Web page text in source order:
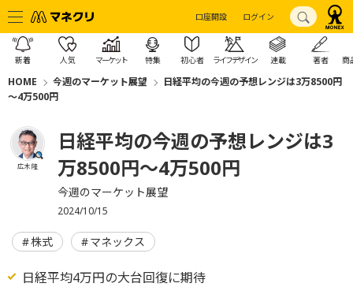
口座開設 ログイン
新着 人気 マーケット 特集 初心者 ライフデザイン 連載 著者 商
HOME 今週のマーケット展望
日経平均の今週の予想レンジは3万8500円
～4万500円
広木 隆
日経平均の今週の予想レンジは3
万8500円～4万500円
今週のマーケット展望
2024/10/15
株式 マネックス
日経平均4万円の大台回復に期待